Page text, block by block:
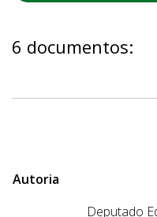
6 documentos:
Autoria
Deputado